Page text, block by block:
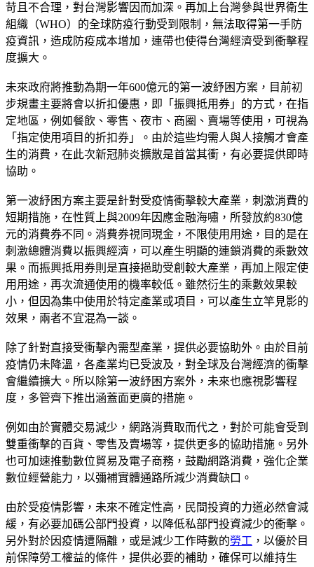
苛且不合理，對台灣影響因而加深。再加上台灣參與世界衛生
組織（WHO）的全球防疫行動受到限制，無法取得第一手防
疫資訊，造成防疫成本增加，連帶也使得台灣經濟受到衝擊程
度擴大。
未來政府將推動為期一年600億元的第一波紓困方案，目前初
步規畫主要將會以折扣優惠，即「振興抵用券」的方式，在指
定地區，例如餐飲、零售、夜市、商圈、賣場等使用，可視為
「指定使用項目的折扣券」。由於這些均需人與人接觸才會產
生的消費，在此次新冠肺炎擴散是首當其衝，有必要提供即時
協助。
第一波紓困方案主要是針對受疫情衝擊較大產業，刺激消費的
短期措施，在性質上與2009年因應金融海嘯，所發放約830億
元的消費券不同。消費券視同現金，不限使用用途，目的是在
刺激總體消費以振興經濟，可以產生明顯的連鎖消費的乘數效
果。而振興抵用券則是直接挹助受創較大產業，再加上限定使
用用途，再次流通使用的機率較低。雖然衍生的乘數效果較
小，但因為集中使用於特定產業或項目，可以產生立竿見影的
效果，兩者不宜混為一談。
除了針對直接受衝擊內需型產業，提供必要協助外。由於目前
疫情仍未降溫，各產業均已受波及，對全球及台灣經濟的衝擊
會繼續擴大。所以除第一波紓困方案外，未來也應視影響程
度，多管齊下推出涵蓋面更廣的措施。
例如由於實體交易減少，網路消費取而代之，對於可能會受到
雙重衝擊的百貨、零售及賣場等，提供更多的協助措施。另外
也可加速推動數位貿易及電子商務，鼓勵網路消費，強化企業
數位經營能力，以彌補實體通路所減少消費缺口。
由於受疫情影響，未來不確定性高，民間投資的力道必然會減
緩，有必要加碼公部門投資，以降低私部門投資減少的衝擊。
另外對於因疫情遭隔離，或是減少工作時數的勞工 ，以優於目
前保障勞工權益的條件，提供必要的補助，確保可以維持生